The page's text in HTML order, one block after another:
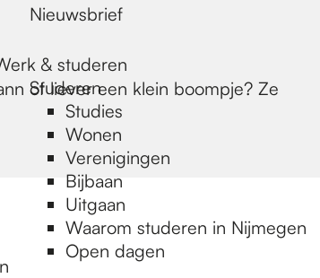
Nieuwsbrief
& studeren
Studeren
Studies
Wonen
Verenigingen
Bijbaan
Uitgaan
Waarom studeren in Nijmegen
Open dagen
of liever een klein boompje? Ze